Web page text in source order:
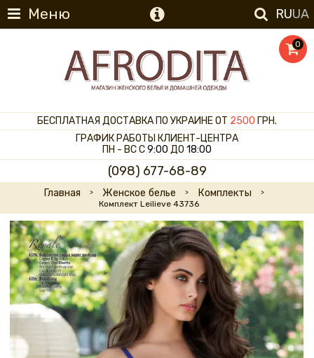
Меню RUUA
0
БЕСПЛАТНАЯ ДОСТАВКА ПО УКРАИНЕ ОТ 2500 ГРН.
ГРАФИК РАБОТЫ КЛИЕНТ-ЦЕНТРА
ПН - ВС С9:00 ДО 18:00
(098) 677-68-89
Главная Женское белье Комплекты
Комплект Leilieve 43736